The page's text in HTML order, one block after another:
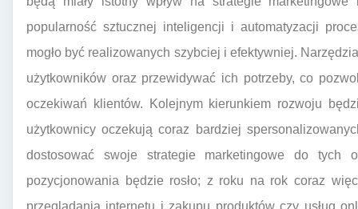
popularność sztucznej inteligencji i automatyzacji
mogło być realizowanych szybciej i efektywniej.
użytkowników oraz przewidywać ich potrzeby, co
oczekiwań klientów. Kolejnym kierunkiem rozwoju
użytkownicy oczekują coraz bardziej
dostosować swoje strategie marketingowe do tych
pozycjonowania będzie rosło; z roku na rok coraz
przeglądania internetu i zakupu produktów czy usług